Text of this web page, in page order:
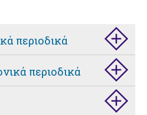
περιοδικά
περιοδικά